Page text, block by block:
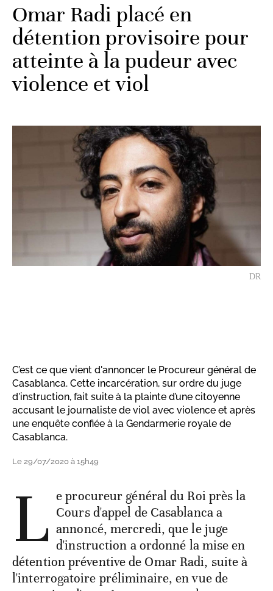
Omar Radi placé en
détention provisoire pour
atteinte à la pudeur avec
violence et viol
DR
C’est ce que vient d'annoncer le Procureur général de
Casablanca. Cette incarcération, sur ordre du juge
d'instruction, fait suite à la plainte d’une citoyenne
accusant le journaliste de viol avec violence et après
une enquête confiée à la Gendarmerie royale de
Casablanca.
Le 29/07/2020 à 15h49
L e procureur général du Roi près la
Cours d'appel de Casablanca a
annoncé, mercredi, que le juge
d'instruction a ordonné la mise en
détention préventive de Omar Radi, suite à
l'interrogatoire préliminaire, en vue de